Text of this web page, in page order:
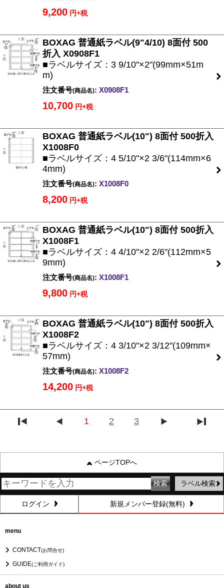
9,200 円+税
BOXAG 普通紙ラベル(9"4/10) 8面付 500
折入 X0908F1
■ラベルサイズ：3 9/10"×2"(99mm×51m
m)
注文番号(商品名): X0908F1
10,700 円+税
BOXAG 普通紙ラベル(10") 8面付 500折入
X1008F0
■ラベルサイズ：4 5/10"×2 3/6"(114mm×6
4mm)
注文番号(商品名): X1008F0
8,200 円+税
BOXAG 普通紙ラベル(10") 8面付 500折入
X1008F1
■ラベルサイズ：4 4/10"×2 2/6"(112mm×5
9mm)
注文番号(商品名): X1008F1
9,800 円+税
BOXAG 普通紙ラベル(10") 8面付 500折入
X1008F2
■ラベルサイズ：4 3/10"×2 3/12"(109mm×
57mm)
注文番号(商品名): X1008F2
14,200 円+税
1 2 3
ページTOPへ
ラベル検索
ログイン 新規メンバー登録(無料)
menu
CONTACT(お問合せ)
GUIDE(ご利用ガイド)
about us